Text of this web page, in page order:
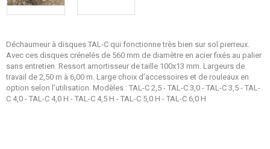
Déchaumeur à disques TAL-C qui fonctionne très bien sur sol pierreux.
Avec ces disques crénelés de 560 mm de diamètre en acier fixés au palier
sans entretien. Ressort amortisseur de taille 100x13 mm. Largeurs de
travail de 2,50 m à 6,00 m. Large choix d’accessoires et de rouleaux en
option selon l’utilisation. Modèles : TAL-C 2,5 - TAL-C 3,0 - TAL-C 3,5 - TAL-
C 4,0 - TAL-C 4,0 H - TAL-C 4,5 H - TAL-C 5,0 H - TAL-C 6,0 H